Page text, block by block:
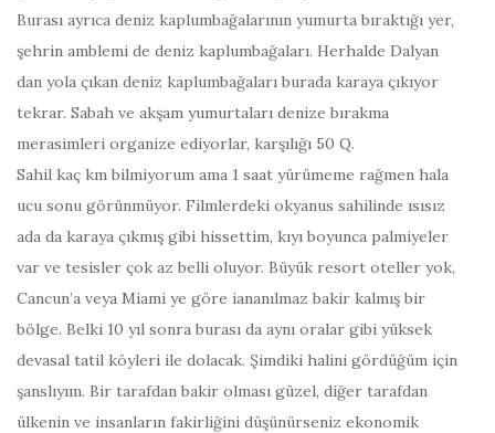
Burası ayrıca deniz kaplumbağalarının yumurta bıraktığı yer,
şehrin amblemi de deniz kaplumbağaları. Herhalde Dalyan
dan yola çıkan deniz kaplumbağaları burada karaya çıkıyor
tekrar. Sabah ve akşam yumurtaları denize bırakma
merasimleri organize ediyorlar, karşılığı 50 Q.
Sahil kaç km bilmiyorum ama 1 saat yürümeme rağmen hala
ucu sonu görünmüyor. Filmlerdeki okyanus sahilinde ısısız
ada da karaya çıkmış gibi hissettim, kıyı boyunca palmiyeler
var ve tesisler çok az belli oluyor. Büyük resort oteller yok,
Cancun’a veya Miami ye göre iananılmaz bakir kalmış bir
bölge. Belki 10 yıl sonra burası da aynı oralar gibi yüksek
devasal tatil köyleri ile dolacak. Şimdiki halini gördüğüm için
şanslıyım. Bir tarafdan bakir olması güzel, diğer tarafdan
ülkenin ve insanların fakirliğini düşünürseniz ekonomik